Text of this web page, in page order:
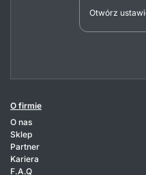
Otwórz
O firmie
O nas
Sklep
Partner
Kariera
F.A.Q